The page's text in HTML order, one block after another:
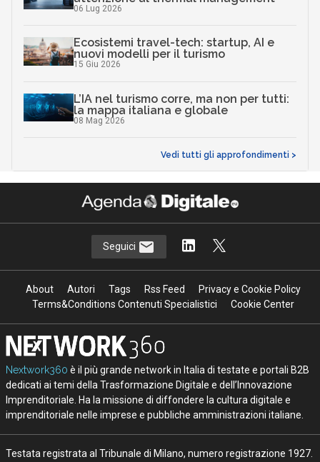
06 Lug 2026
Ecosistemi travel-tech: startup, AI e
nuovi modelli per il turismo
15 Giu 2026
L’IA nel turismo corre, ma non per tutti:
la mappa italiana e globale
08 Mag 2026
Vedi tutti gli approfondimenti >
Seguici
About Autori Tags Rss Feed
Privacy e Cookie Policy
Terms&Conditions Contenuti Specialistici
Cookie Center
Nextwork360 è il più grande network in Italia di testate e portali B2B
dedicati ai temi della Trasformazione Digitale e dell’Innovazione
Imprenditoriale. Ha la missione di diffondere la cultura digitale e
imprenditoriale nelle imprese e pubbliche amministrazioni italiane.
Testata registrata al Tribunale di Milano, numero registrazione 1927.